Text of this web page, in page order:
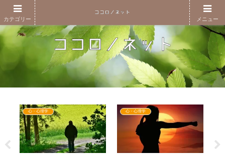
心・心理学 心・心理学
カテゴリー メニュー